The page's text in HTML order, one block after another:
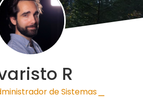
R
de Sistemas |